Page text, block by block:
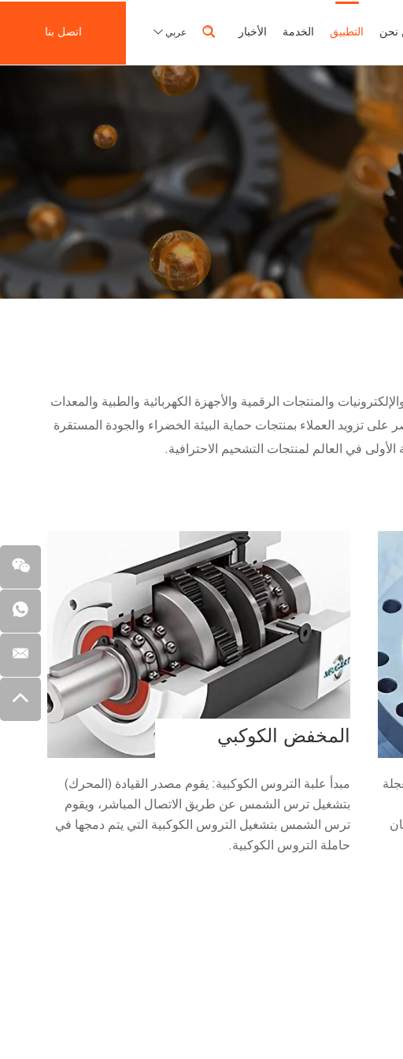
نحن التطبيق الخدمة الأخبار عربي اتصل بنا
والمنتجات الرقمية والأجهزة الكهربائية والطبية والمعدات
على تزويد العملاء بمنتجات حماية البيئة الخضراء والجودة المستقرة
في العالم لمنتجات التشحيم الاحترافية.
المخفض الكوكبي
مبدأ علبة التروس الكوكبية: يقوم مصدر القيادة (المحرك)
بتشغيل ترس الشمس عن طريق الاتصال المباشر، ويقوم
ترس الشمس بتشغيل التروس الكوكبية التي يتم دمجها في
حاملة التروس الكوكبية.